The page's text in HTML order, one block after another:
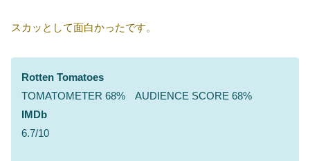
スカッとして面白かったです。
Rotten Tomatoes
TOMATOMETER 68% AUDIENCE SCORE 68%
IMDb
6.7/10